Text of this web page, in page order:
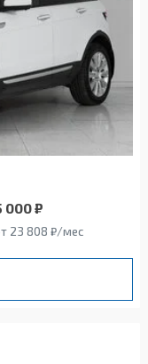
000 ₽
23 808 ₽/мес